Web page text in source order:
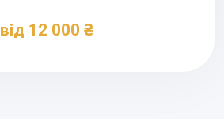
від 12 000 ₴